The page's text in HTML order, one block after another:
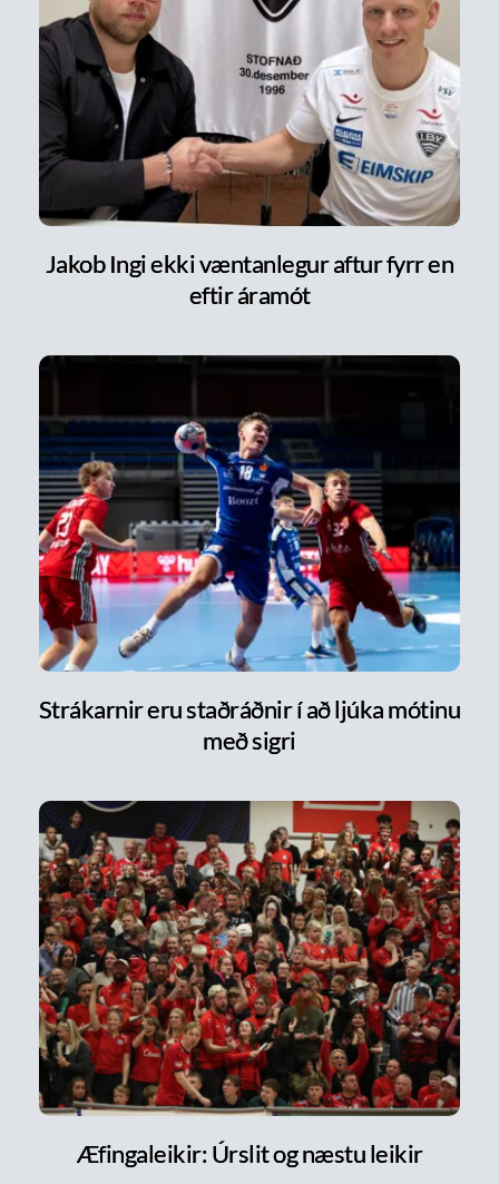
Jakob Ingi ekki væntanlegur aftur fyrr en
eftir áramót
Strákarnir eru staðráðnir í að ljúka mótinu
með sigri
Æfingaleikir: Úrslit og næstu leikir